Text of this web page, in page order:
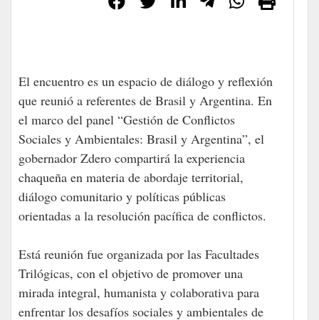
El encuentro es un espacio de diálogo y reflexión
que reunió a referentes de Brasil y Argentina. En
el marco del panel “Gestión de Conflictos
Sociales y Ambientales: Brasil y Argentina”, el
gobernador Zdero compartirá la experiencia
chaqueña en materia de abordaje territorial,
diálogo comunitario y políticas públicas
orientadas a la resolución pacífica de conflictos.
Está reunión fue organizada por las Facultades
Trilógicas, con el objetivo de promover una
mirada integral, humanista y colaborativa para
enfrentar los desafíos sociales y ambientales de